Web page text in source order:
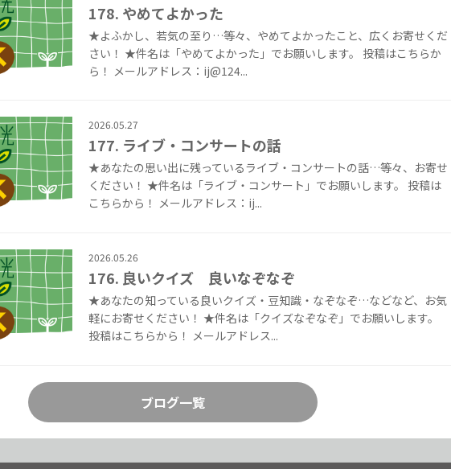
178. やめてよかった
★よふかし、若気の至り…等々、やめてよかったこと、広くお寄せくだ
さい！ ★件名は「やめてよかった」でお願いします。 投稿はこちらか
ら！ メールアドレス：ij@124...
2026.05.27
177. ライブ・コンサートの話
★あなたの思い出に残っているライブ・コンサートの話…等々、お寄せ
ください！ ★件名は「ライブ・コンサート」でお願いします。 投稿は
こちらから！ メールアドレス：ij...
2026.05.26
176. 良いクイズ 良いなぞなぞ
★あなたの知っている良いクイズ・豆知識・なぞなぞ…などなど、お気
軽にお寄せください！ ★件名は「クイズなぞなぞ」でお願いします。
投稿はこちらから！ メールアドレス...
ブログ一覧